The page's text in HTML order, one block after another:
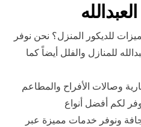
للديكور المنزل؟ نحن نوفر
للمنازل والفلل أيضاً كما
وصالات الأفراح والمطاعم
لكم أفضل أنواع
ونوفر خدمات مميزة عبر